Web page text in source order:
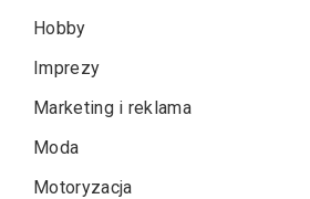
Hobby
Imprezy
Marketing i reklama
Moda
Motoryzacja